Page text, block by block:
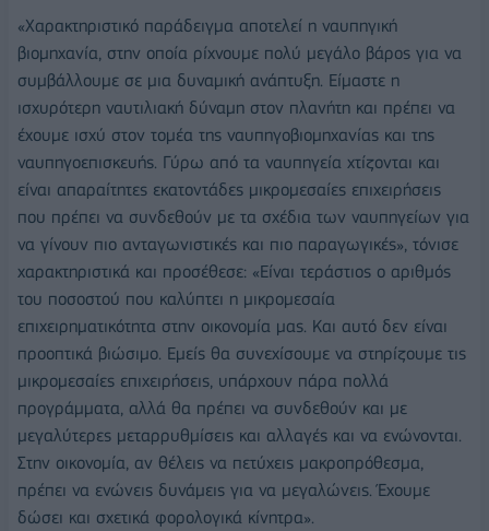
«Χαρακτηριστικό παράδειγμα αποτελεί η ναυπηγική
βιομηχανία, στην οποία ρίχνουμε πολύ μεγάλο βάρος για να
συμβάλλουμε σε μια δυναμική ανάπτυξη. Είμαστε η
ισχυρότερη ναυτιλιακή δύναμη στον πλανήτη και πρέπει να
έχουμε ισχύ στον τομέα της ναυπηγοβιομηχανίας και της
ναυπηγοεπισκευής. Γύρω από τα ναυπηγεία χτίζονται και
είναι απαραίτητες εκατοντάδες μικρομεσαίες επιχειρήσεις
που πρέπει να συνδεθούν με τα σχέδια των ναυπηγείων για
να γίνουν πιο ανταγωνιστικές και πιο παραγωγικές», τόνισε
χαρακτηριστικά και προσέθεσε: «Είναι τεράστιος ο αριθμός
του ποσοστού που καλύπτει η μικρομεσαία
επιχειρηματικότητα στην οικονομία μας. Και αυτό δεν είναι
προοπτικά βιώσιμο. Εμείς θα συνεχίσουμε να στηρίζουμε τις
μικρομεσαίες επιχειρήσεις, υπάρχουν πάρα πολλά
προγράμματα, αλλά θα πρέπει να συνδεθούν και με
μεγαλύτερες μεταρρυθμίσεις και αλλαγές και να ενώνονται.
Στην οικονομία, αν θέλεις να πετύχεις μακροπρόθεσμα,
πρέπει να ενώνεις δυνάμεις για να μεγαλώνεις. Έχουμε
δώσει και σχετικά φορολογικά κίνητρα».